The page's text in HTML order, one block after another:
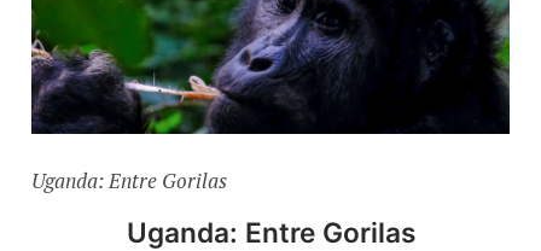
Uganda: Entre Gorilas
Uganda: Entre Gorilas